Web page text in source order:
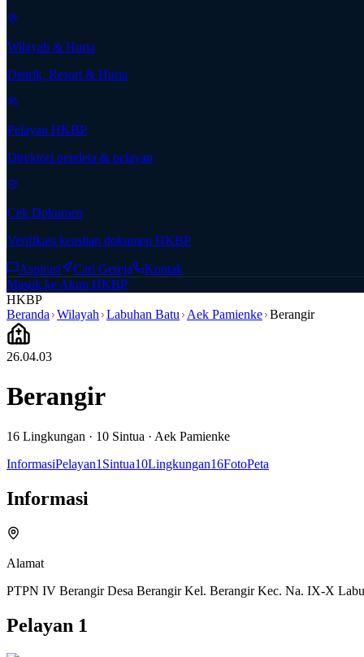
Wilayah & Huria
Distrik, Resort & Huria
Pelayan HKBP
Direktori pendeta & pelayan
Cek Dokumen
Verifikasi keaslian dokumen HKBP
Aspirasi Cari Gereja
Kontak
Masuk ke Akun HKBP
HKBP
Beranda Wilayah Labuhan Batu Aek Pamienke Berangir
26.04.03
Berangir
16 Lingkungan · 10 Sintua · Aek Pamienke
InformasiPelayan1 Sintua10Lingkungan16FotoPeta
Informasi
Alamat
PTPN IV Berangir Desa Berangir Kel. Berangir Kec. Na. IX-X
Pelayan 1